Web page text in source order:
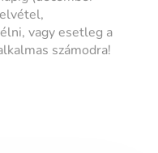
vagy esetleg a
számodra!